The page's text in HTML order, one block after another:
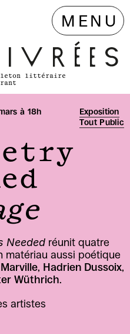
littéraire
MENU
à 18h
Exposition
Tout Public
Needed réunit quatre
matériau aussi poétique
, Hadrien Dussoix
Wüthrich.
artistes